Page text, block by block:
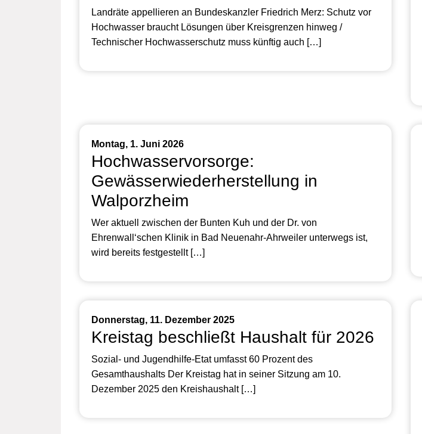
Landräte appellieren an Bundeskanzler Friedrich Merz: Schutz vor
Hochwasser braucht Lösungen über Kreisgrenzen hinweg /
Technischer Hochwasserschutz muss künftig auch […]
Montag, 1. Juni 2026
Hochwasservorsorge:
Gewässerwiederherstellung in
Walporzheim
Wer aktuell zwischen der Bunten Kuh und der Dr. von
Ehrenwall‘schen Klinik in Bad Neuenahr-Ahrweiler unterwegs ist,
wird bereits festgestellt […]
Donnerstag, 11. Dezember 2025
Kreistag beschließt Haushalt für 2026
Sozial- und Jugendhilfe-Etat umfasst 60 Prozent des
Gesamthaushalts Der Kreistag hat in seiner Sitzung am 10.
Dezember 2025 den Kreishaushalt […]